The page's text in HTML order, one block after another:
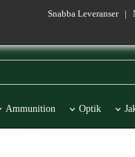
Snabba Leveranser |
Ammunition Optik